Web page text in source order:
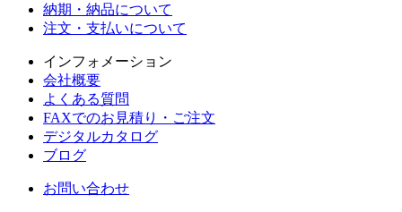
納期・納品について
注文・支払いについて
インフォメーション
会社概要
よくある質問
FAXでのお見積り・ご注文
デジタルカタログ
ブログ
お問い合わせ